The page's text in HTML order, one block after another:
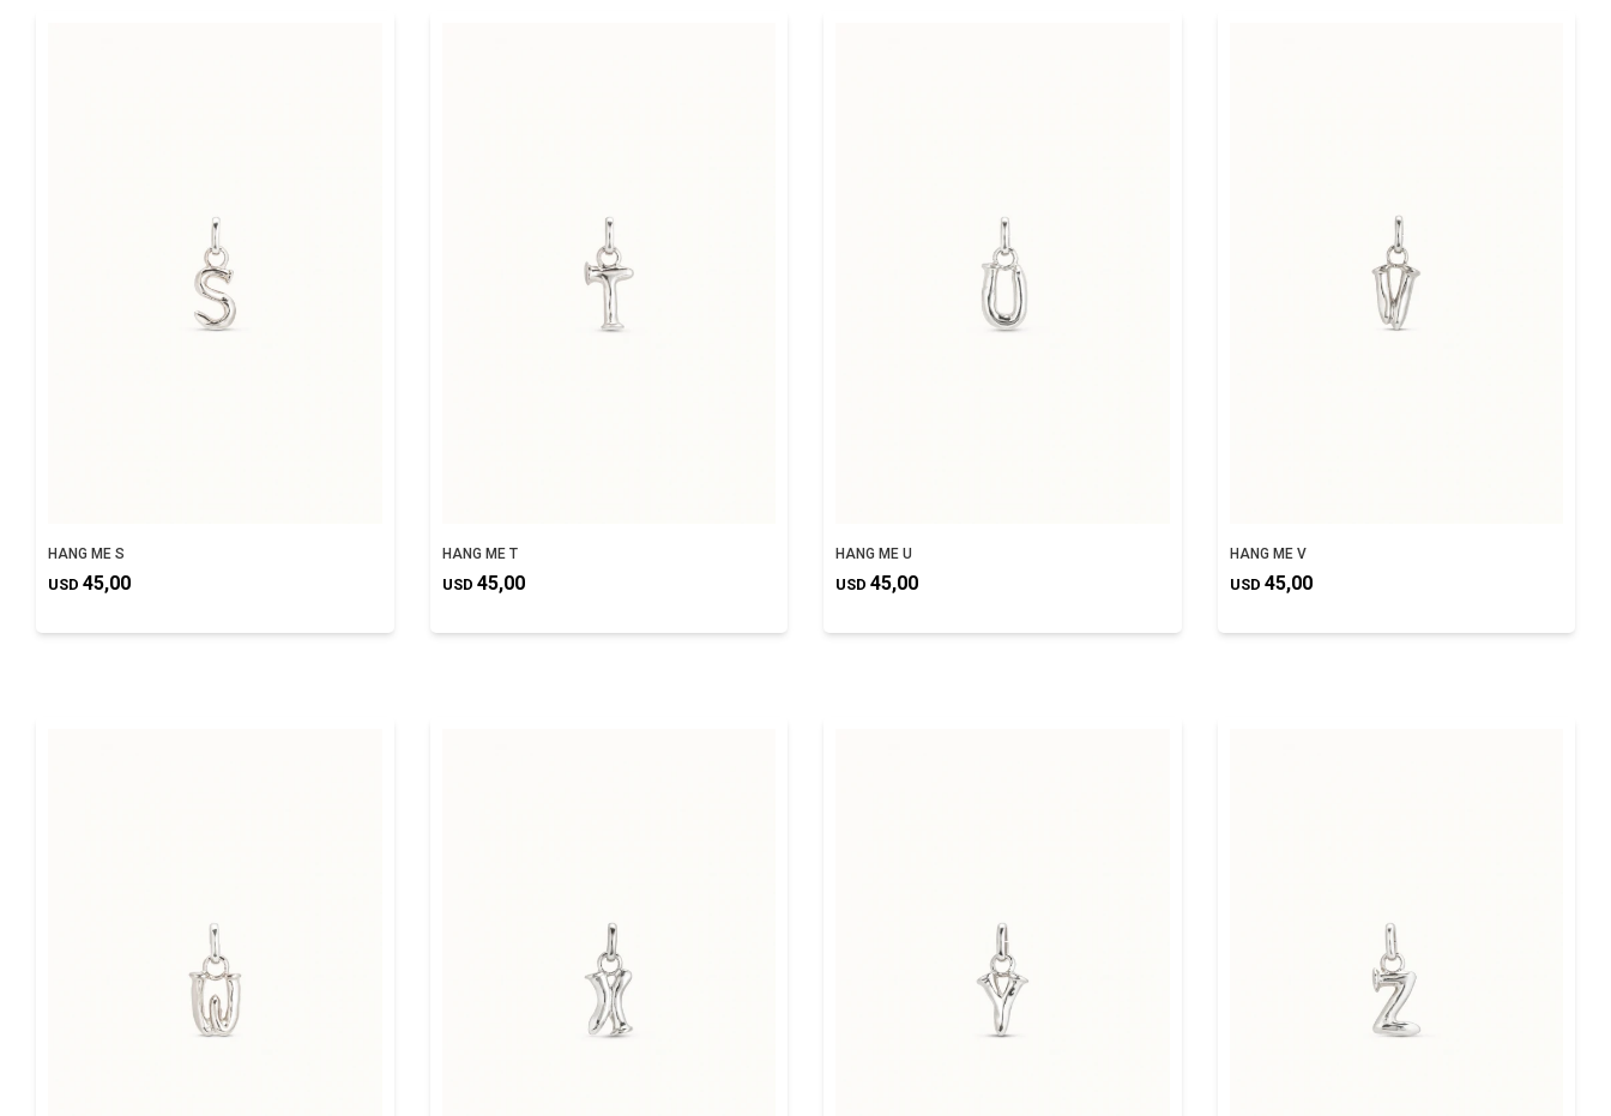
HANG ME S
USD 45,00
HANG ME T
USD 45,00
HANG ME U
USD 45,00
HANG ME V
USD 45,00